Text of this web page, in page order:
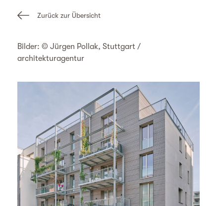
Zurück zur Übersicht
Bilder: © Jürgen Pollak, Stuttgart /
architekturagentur